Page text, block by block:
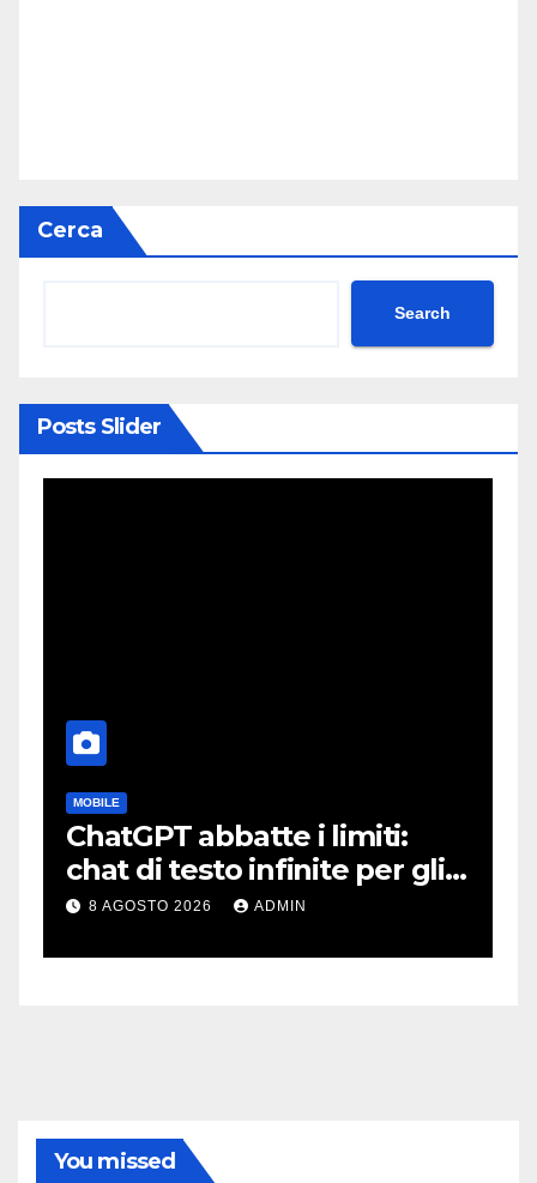
Cerca
Search
Posts Slider
MOBILE
ChatGPT abbatte i limiti:
chat di testo infinite per gli
account gratis e intelligenza
8 AGOSTO 2026 ADMIN
You missed